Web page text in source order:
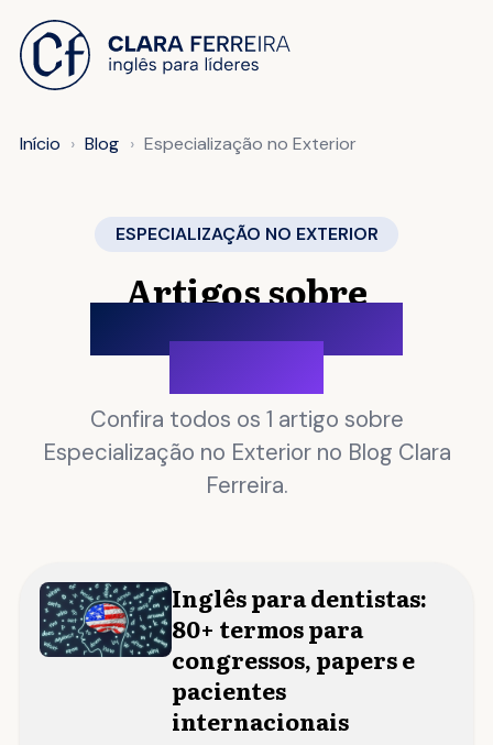
Início Blog Especialização no Exterior
ESPECIALIZAÇÃO NO EXTERIOR
Artigos sobre
Especialização no
Confira todos os 1 artigo sobre
Especialização no Exterior no Blog Clara
Ferreira.
Inglês para dentistas:
80+ termos para
congressos, papers e
pacientes
internacionais